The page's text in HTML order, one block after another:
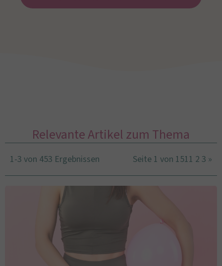
Relevante Artikel zum Thema
1-3 von 453 Ergebnissen Seite 1 von 1511 2 3 »